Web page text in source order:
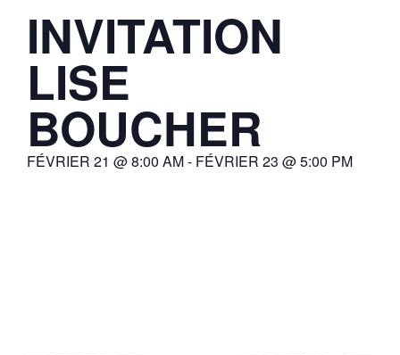
INVITATION
LISE
BOUCHER
FÉVRIER 21 @8:00 AM- FÉVRIER 23 @5:00 PM